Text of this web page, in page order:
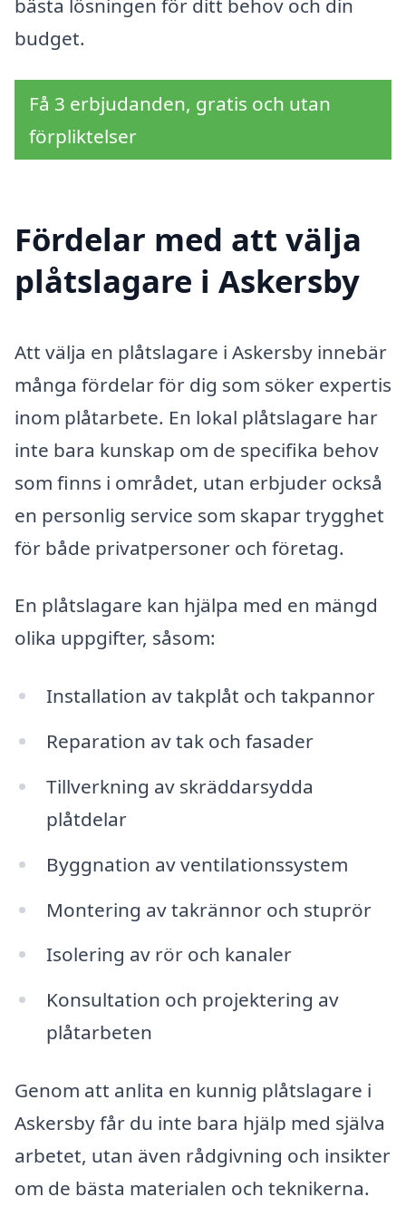
bästa lösningen för ditt behov och din
budget.
Få 3 erbjudanden, gratis och utan
förpliktelser
Fördelar med att välja
plåtslagare i Askersby
Att välja en plåtslagare i Askersby innebär
många fördelar för dig som söker expertis
inom plåtarbete. En lokal plåtslagare har
inte bara kunskap om de specifika behov
som finns i området, utan erbjuder också
en personlig service som skapar trygghet
för både privatpersoner och företag.
En plåtslagare kan hjälpa med en mängd
olika uppgifter, såsom:
Installation av takplåt och takpannor
Reparation av tak och fasader
Tillverkning av skräddarsydda
plåtdelar
Byggnation av ventilationssystem
Montering av takrännor och stuprör
Isolering av rör och kanaler
Konsultation och projektering av
plåtarbeten
Genom att anlita en kunnig plåtslagare i
Askersby får du inte bara hjälp med själva
arbetet, utan även rådgivning och insikter
om de bästa materialen och teknikerna.